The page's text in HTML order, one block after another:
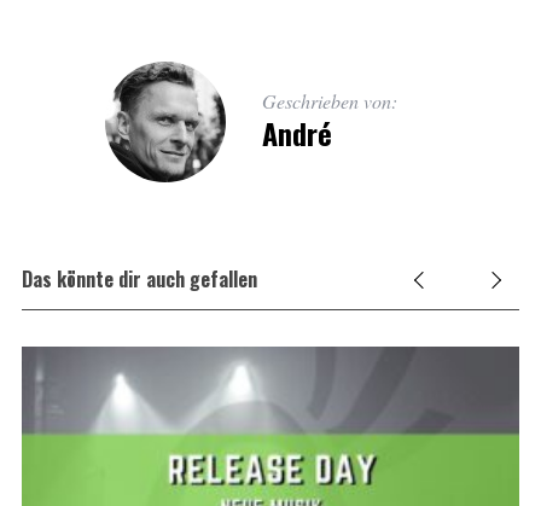
Geschrieben von:
André
Das könnte dir auch gefallen